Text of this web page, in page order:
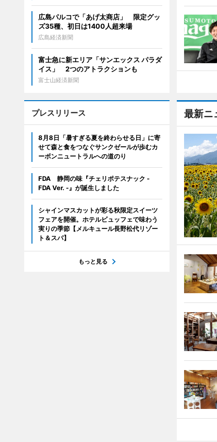
最新ニ
広島パルコで「あげ太商店」 限定グッ
ズ35種、初日は1400人超来場
広島経済新聞
富士急に新エリア「サンエックス パラダ
イス」 2つのアトラクションも
富士山経済新聞
プレスリリース
8月8日「暑すぎる夏を終わらせる日」に寄
せて森と食をつなぐサンクゼールが歩むカ
ーボンニュートラルへの道のり
FDA 静岡の味『チェリポテスナック -
FDA Ver. -』が誕生しました
シャインマスカットが彩る秋限定スイーツ
フェアを開催。ホテルビュッフェで味わう
実りの季節【メルキュール長野松代リゾー
ト＆スパ】
もっと見る